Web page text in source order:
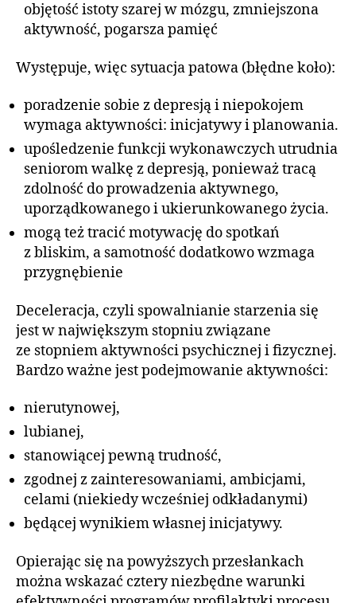
objętość istoty szarej w mózgu, zmniejszona
aktywność, pogarsza pamięć
Występuje, więc sytuacja patowa (błędne koło):
poradzenie sobie z depresją i niepokojem
wymaga aktywności: inicjatywy i planowania.
upośledzenie funkcji wykonawczych utrudnia
seniorom walkę z depresją, ponieważ tracą
zdolność do prowadzenia aktywnego,
uporządkowanego i ukierunkowanego życia.
mogą też tracić motywację do spotkań
z bliskim, a samotność dodatkowo wzmaga
przygnębienie
Deceleracja, czyli spowalnianie starzenia się
jest w największym stopniu związane
ze stopniem aktywności psychicznej i fizycznej.
Bardzo ważne jest podejmowanie aktywności:
nierutynowej,
lubianej,
stanowiącej pewną trudność,
zgodnej z zainteresowaniami, ambicjami,
celami (niekiedy wcześniej odkładanymi)
będącej wynikiem własnej inicjatywy.
Opierając się na powyższych przesłankach
można wskazać cztery niezbędne warunki